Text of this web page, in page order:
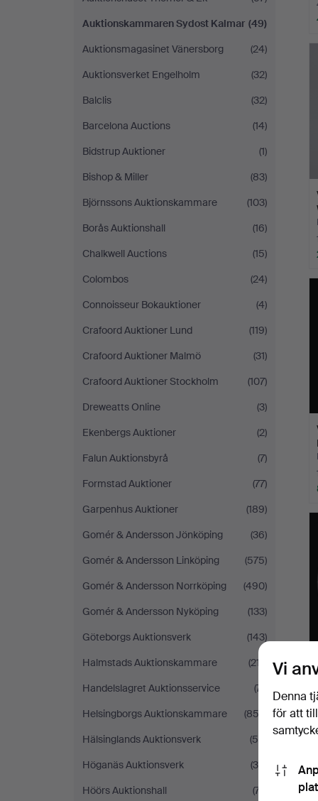
Auktionskammaren Sydost Kalmar (49)
Auktionsmagasinet Vänersborg
(24)
Auktionsverket Engelholm
(32)
Balclis
(32)
Barcelona Auctions
(14)
Bidstrup Auktioner
(1)
Bishop & Miller
(83)
Björnssons Auktionskammare
(103)
Borås Auktionshall
(16)
Chalkwell Auctions
(15)
Colombos
(24)
Connoisseur Bokauktioner
(4)
Crafoord Auktioner Lund
(119)
Crafoord Auktioner Malmö
(31)
Crafoord Auktioner Stockholm
(107)
Dreweatts Online
(3)
Ekenbergs Auktioner
(2)
Falun Auktionsbyrå
(7)
Formstad Auktioner
(77)
Garpenhus Auktioner
(189)
Gomér & Andersson Jönköping
(36)
Gomér & Andersson Linköping
(575)
Gomér & Andersson Norrköping
(490)
Gomér & Andersson Nyköping
(133)
Göteborgs Auktionsverk
(143)
Halmstads Auktionskammare
(217)
Handelslagret Auktionsservice
(71)
Helsingborgs Auktionskammare
(853)
Hälsinglands Auktionsverk
(54)
Höganäs Auktionsverk
(34)
Höörs Auktionshall
(77)
Vi
Denna
för att